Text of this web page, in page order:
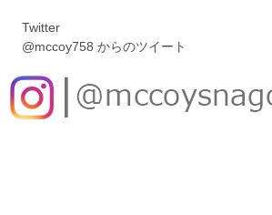
Twitter
@mccoy758 からのツイート